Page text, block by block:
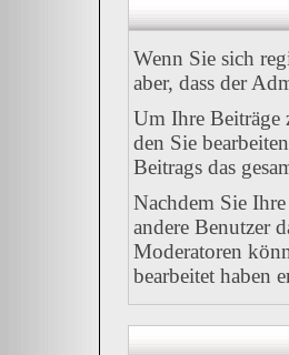
Wenn Sie sich
aber, dass der
Um Ihre Beiträge
den Sie
Beitrags das
Nachdem Sie
andere Benutzer
Moderatoren
bearbeitet haben